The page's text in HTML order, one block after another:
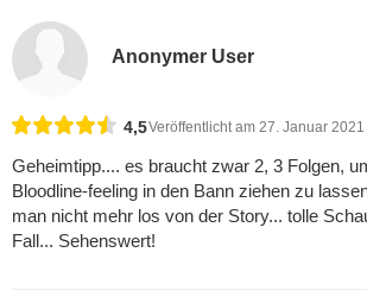
Anonymer User
4,5Veröffentlicht am 27. Januar 2021
Geheimtipp.... es braucht zwar 2, 3 Folgen,
Bloodline-feeling in den Bann ziehen zu
man nicht mehr los von der Story... tolle
Fall... Sehenswert!